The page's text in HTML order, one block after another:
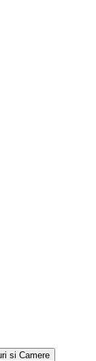
si Camere